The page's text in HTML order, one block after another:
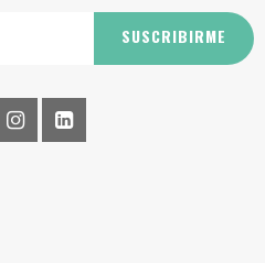
SUSCRIBIRME